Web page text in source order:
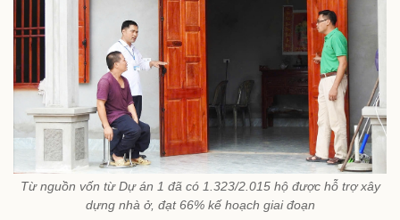
Từ nguồn vốn từ Dự án 1 đã có 1.323/2.015 hộ được hỗ trợ xây
dựng nhà ở, đạt 66% kế hoạch giai đoạn